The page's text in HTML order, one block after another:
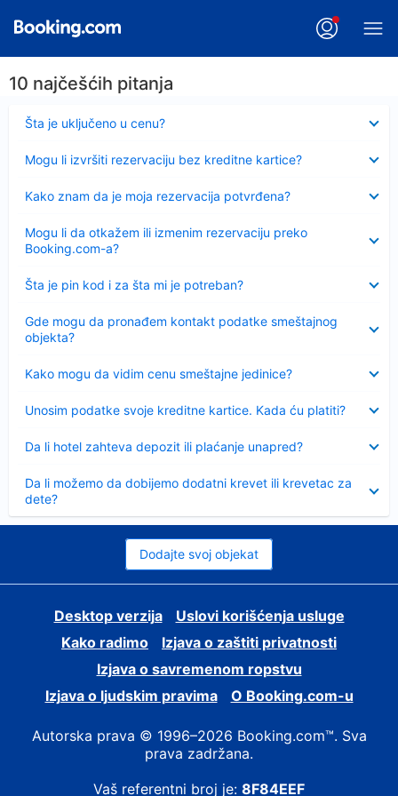
10 najčešćih pitanja
Šta je uključeno u cenu?
Sažeto
Mogu li izvršiti rezervaciju bez kreditne kartice?
Kako znam da je moja rezervacija potvrđena?
Mogu li da otkažem ili izmenim rezervaciju preko
Booking.com-a?
Šta je pin kod i za šta mi je potreban?
Sažeto
Gde mogu da pronađem kontakt podatke smeštajnog
objekta?
Kako mogu da vidim cenu smeštajne jedinice?
Unosim podatke svoje kreditne kartice. Kada ću platiti?
Da li hotel zahteva depozit ili plaćanje unapred?
Da li možemo da dobijemo dodatni krevet ili krevetac za
dete?
Dodajte svoj objekat
Desktop verzija
Uslovi korišćenja usluge
Kako radimo
Izjava o zaštiti privatnosti
Izjava o savremenom ropstvu
Izjava o ljudskim pravima
О Booking.com-u
Autorska prava © 1996–2026 Booking.com™. Sva
prava zadržana.
Vaš referentni broj je: 8F84EEF